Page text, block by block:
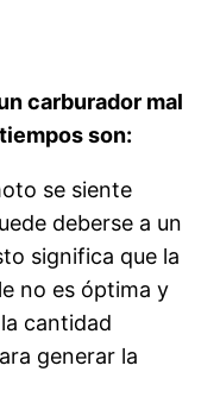
carburador mal
son:
se siente
deberse a un
significa que la
no es óptima y
cantidad
generar la